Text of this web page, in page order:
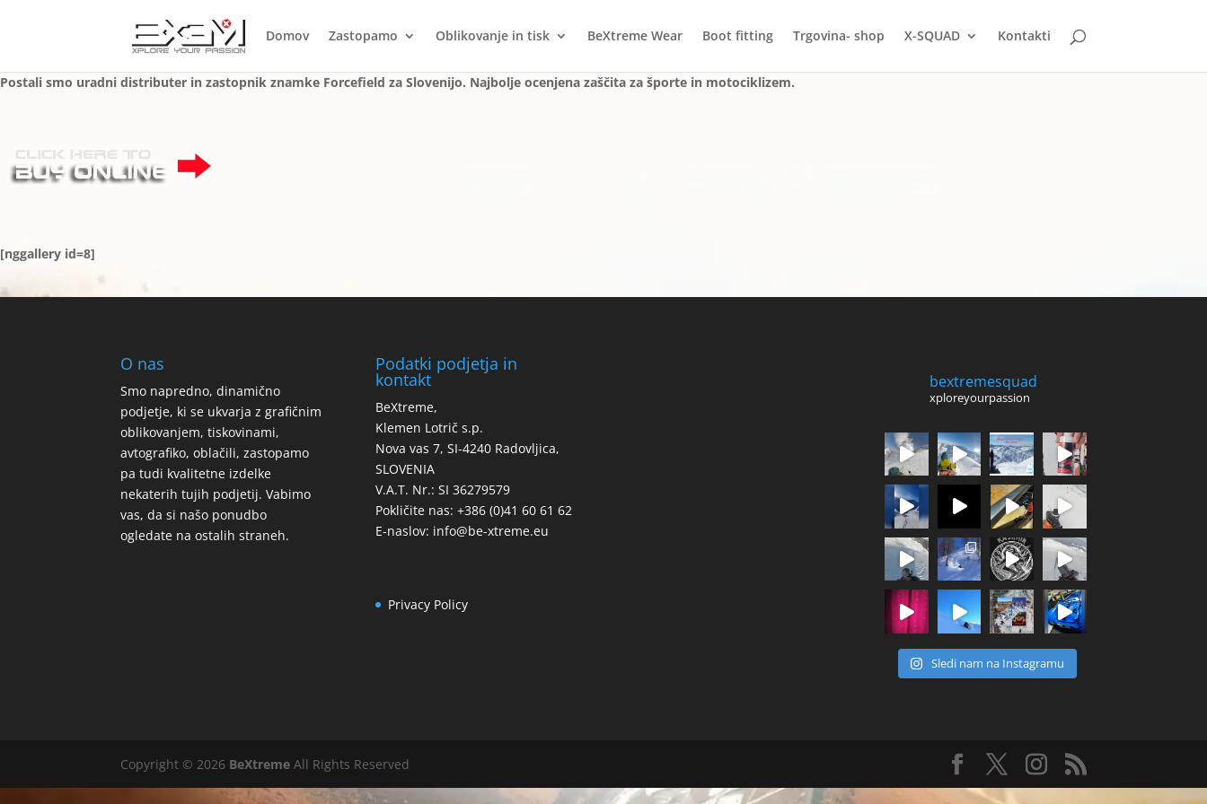
Domov Zastopamo Oblikovanje in tisk BeXtreme Wear Boot fitting Trgovina- shop X-SQUAD Kontakti
Postali smo uradni distributer in zastopnik znamke Forcefield za Slovenijo. Najbolje ocenjena zaščita za športe in motociklizem.
[nggallery id=8]
O nas
Smo napredno, dinamično
podjetje, ki se ukvarja z grafičnim
oblikovanjem, tiskovinami,
avtografiko, oblačili, zastopamo
pa tudi kvalitetne izdelke
nekaterih tujih podjetij. Vabimo
vas, da si našo ponudbo
ogledate na ostalih straneh.
Podatki podjetja in
kontakt
BeXtreme,
Klemen Lotrič s.p.
Nova vas 7, SI-4240 Radovljica,
SLOVENIA
V.A.T. Nr.: SI 36279579
Pokličite nas: +386 (0)41 60 61 62
E-naslov: info@be-xtreme.eu
Privacy Policy
bextremesquad
xploreyourpassion
Sledi nam na Instagramu
Copyright © 2026 BeXtreme All Rights Reserved